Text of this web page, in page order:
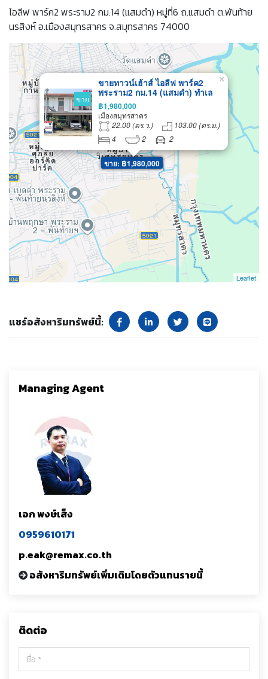
ไอลีฟ พาร์ค2 พระราม2 กม.14 (แสมดำ) หมู่ที่6 ถ.แสมดำ ต.พันท้าย
นรสิงห์ อ.เมืองสมุทรสาคร จ.สมุทรสาคร 74000
ขาย: ฿1,980,000
ขาย
ขายทาวน์เฮ้าส์ ไอลีฟ พาร์ค2
พระราม2 กม.14 (แสมดำ) ทำเล
หน้าสวน
฿1,980,000
เมืองสมุทรสาคร
22.00 (ตร.ว.)
103.00 (ตร.ม.)
4
2 2
×
Leaflet
แชร์อสังหาริมทรัพย์นี้:
Managing Agent
เอก พงษ์เส็ง
0959610171
p.eak@remax.co.th
อสังหาริมทรัพย์เพิ่มเติมโดยตัวแทนรายนี้
ติดต่อ